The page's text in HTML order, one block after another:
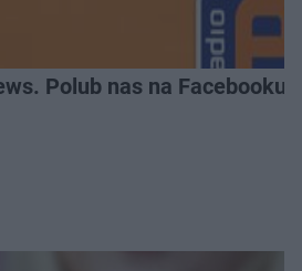
Polub nas na Facebooku!